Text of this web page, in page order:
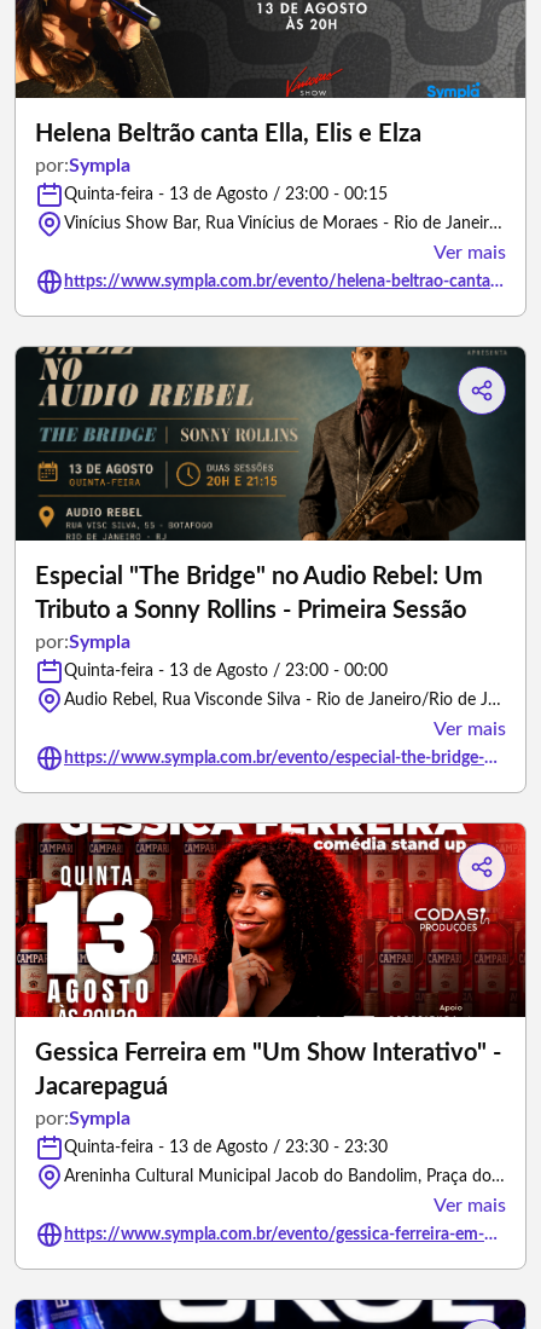
Helena Beltrão canta Ella, Elis e Elza
por:Sympla
Quinta-feira - 13 de Agosto / 23:00 - 00:15
Vinícius Show Bar, Rua Vinícius de Moraes - Rio de Janeiro/Rio de Janeiro
Ver mais
https://www.sympla.com.br/evento/helena-beltrao-canta-ella-elis-e-elza/3483436
Especial "The Bridge" no Audio Rebel: Um
Tributo a Sonny Rollins - Primeira Sessão
por:Sympla
Quinta-feira - 13 de Agosto / 23:00 - 00:00
Audio Rebel, Rua Visconde Silva - Rio de Janeiro/Rio de Janeiro
Ver mais
https://www.sympla.com.br/evento/especial-the-bridge-no-audio-rebel-um-tributo-a-sonny-rollins-primeira-sessao/3499076
Gessica Ferreira em "Um Show Interativo" -
Jacarepaguá
por:Sympla
Quinta-feira - 13 de Agosto / 23:30 - 23:30
Areninha Cultural Municipal Jacob do Bandolim, Praça do Barro Vermelho - Rio de Janeiro/Rio de Janeiro
Ver mais
https://www.sympla.com.br/evento/gessica-ferreira-em-um-show-interativo-jacarepagua/3431654